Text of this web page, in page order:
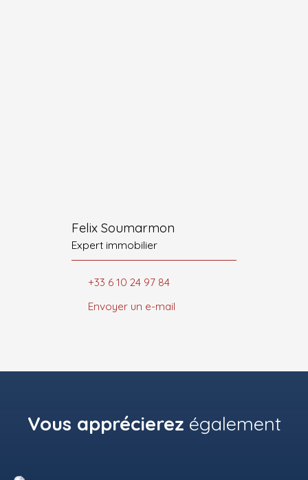
Felix Soumarmon
Expert immobilier
+33 6 10 24 97 84
Envoyer un e-mail
Vous apprécierez également